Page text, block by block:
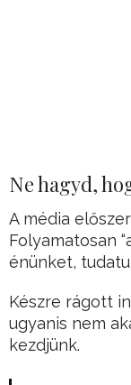
Ne hagyd,
A média
Folyamatosan
énünket,
Készre rágott
ugyanis nem
kezdjünk.